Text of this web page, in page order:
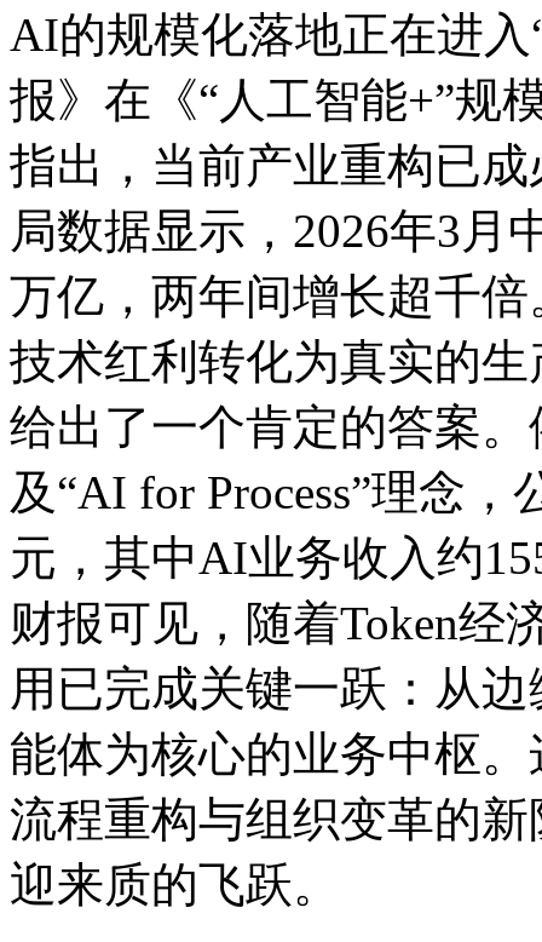
AI的规模化落地正在进入“
报》在《“人工智能+”规
指出，当前产业重构
局数据显示，2026年3
万亿，两年间增长超千
技术红利转化为真实的
给出了一个肯定的答案
及“AI for Process”理念
元，其中AI业务收入约
财报可见，随着Token
用已完成关键一跃：从
能体为核心的业务中枢
流程重构与组织变革的新
迎来质的飞跃。